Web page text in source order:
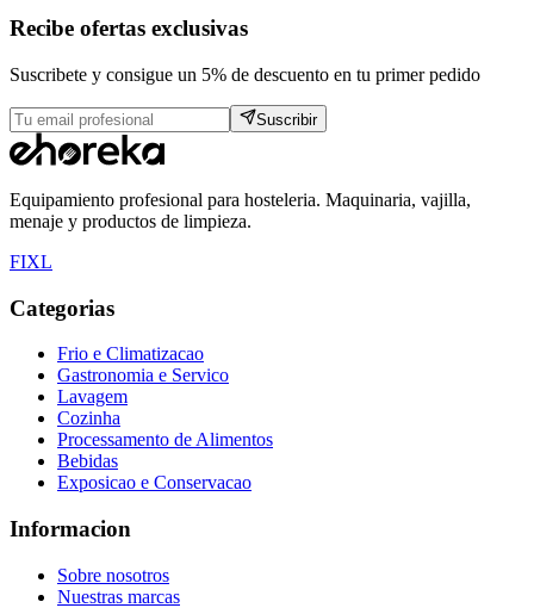
Recibe ofertas exclusivas
Suscribete y consigue un 5% de descuento en tu primer pedido
Suscribir
Equipamiento profesional para hosteleria. Maquinaria, vajilla,
menaje y productos de limpieza.
FIXL
Categorias
Frio e Climatizacao
Gastronomia e Servico
Lavagem
Cozinha
Processamento de Alimentos
Bebidas
Exposicao e Conservacao
Informacion
Sobre nosotros
Nuestras marcas